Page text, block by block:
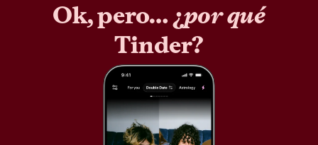
Ok, pero… ¿por qué
Tinder?